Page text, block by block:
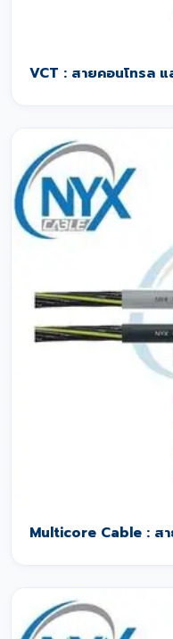
VCT : สายคอนโทรล แ
Multicore Cable : ส